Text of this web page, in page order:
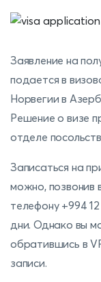
Заявление на
подается в
Норвегии в
Решение о визе
отделе
Записаться на
можно, позвонив
телефону +994
дни. Однако вы
обратившись в
записи.